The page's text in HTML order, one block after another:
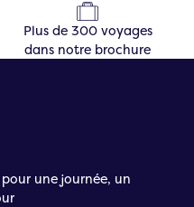
Plus de 300 voyages
dans notre brochure
une journée, un